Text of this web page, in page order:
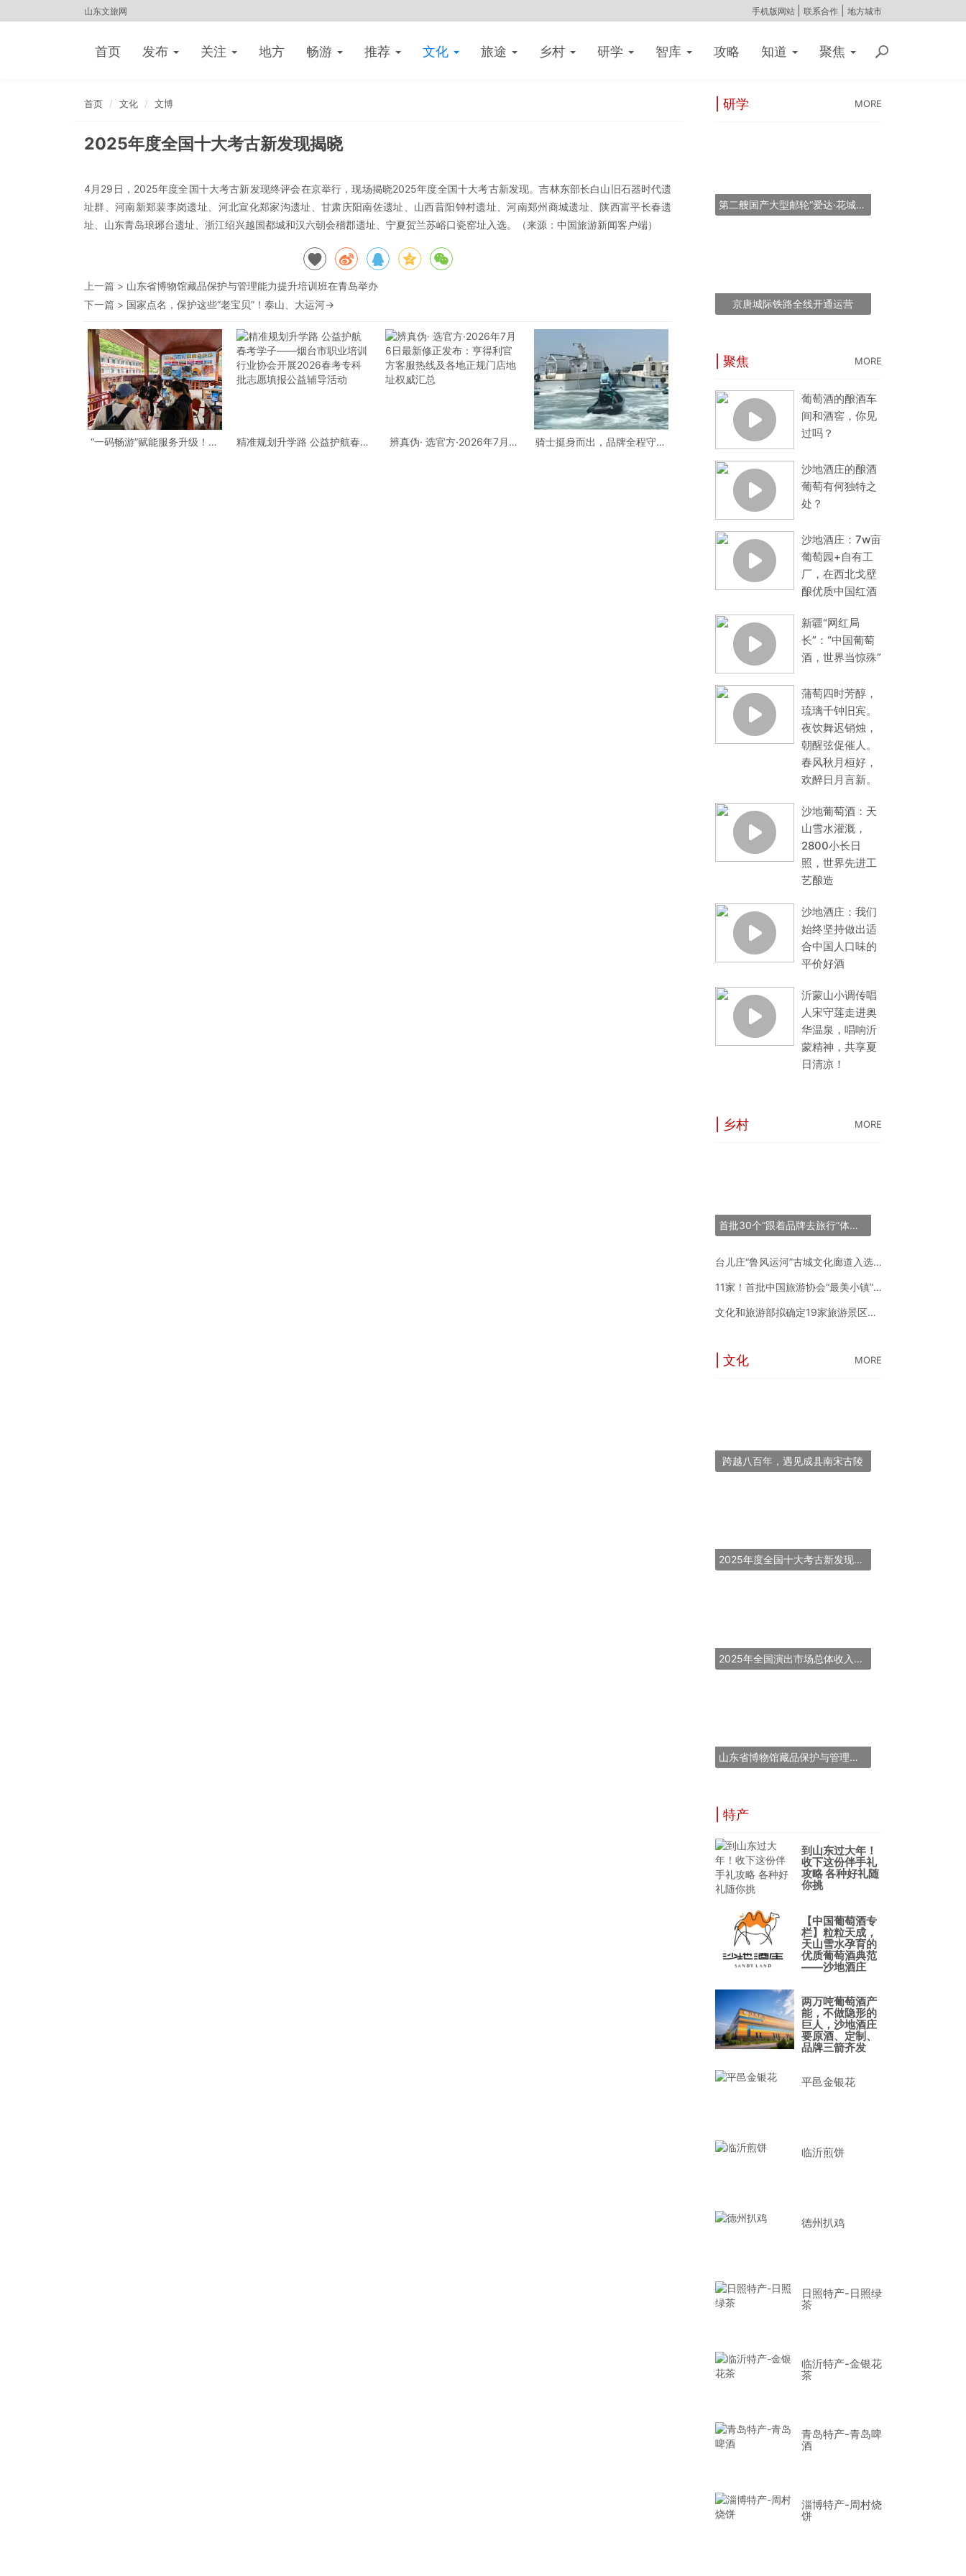
山东文旅网 手机版网站 联系合作 地方城市
首页 发布 关注 地方 畅游 推荐 文化 旅途 乡村 研学 智库 攻略 知道 聚焦
首页 文化 文博
2025年度全国十大考古新发现揭晓
4月29日，2025年度全国十大考古新发现终评会在京举行，现场揭晓2025年度全国十大考古新发现。吉林东部长白山旧石器时代遗
址群、河南新郑裴李岗遗址、河北宣化郑家沟遗址、甘肃庆阳南佐遗址、山西昔阳钟村遗址、河南郑州商城遗址、陕西富平长春遗
址、山东青岛琅琊台遗址、浙江绍兴越国都城和汉六朝会稽郡遗址、宁夏贺兰苏峪口瓷窑址入选。（来源：中国旅游新闻客户端）
上一篇 > 山东省博物馆藏品保护与管理能力提升培训班在青岛举办
下一篇 > 国家点名，保护这些“老宝贝”！泰山、大运河→
“一码畅游”赋能服务升级！贵
精准规划升学路 公益护航春考
辨真伪· 选官方·2026年7月6
骑士挺身而出，品牌全程守护
| 研学 MORE
第二艘国产大型邮轮“爱达·花城号”将于2026年11月6日提前交付
京唐城际铁路全线开通运营
| 聚焦 MORE
葡萄酒的酿酒车
间和酒窖，你见
过吗？
沙地酒庄的酿酒
葡萄有何独特之
处？
沙地酒庄：7w亩
葡萄园+自有工
厂，在西北戈壁
酿优质中国红酒
新疆“网红局
长”：“中国葡萄
酒，世界当惊殊”
蒲萄四时芳醇，
琉璃千钟旧宾。
夜饮舞迟销烛，
朝醒弦促催人。
春风秋月桓好，
欢醉日月言新。
沙地葡萄酒：天
山雪水灌溉，
2800小长日
照，世界先进工
艺酿造
沙地酒庄：我们
始终坚持做出适
合中国人口味的
平价好酒
沂蒙山小调传唱
人宋守莲走进奥
华温泉，唱响沂
蒙精神，共享夏
日清凉！
| 乡村 MORE
首批30个“跟着品牌去旅行”体验地推荐名单正式发布
台儿庄“鲁风运河”古城文化廊道入选2024年度中国“十大最美农村路”
11家！首批中国旅游协会“最美小镇”新鲜出炉
文化和旅游部拟确定19家旅游景区为国家5A级旅游景区
| 文化 MORE
跨越八百年，遇见成县南宋古陵
2025年度全国十大考古新发现揭晓
2025年全国演出市场总体收入超837亿元
山东省博物馆藏品保护与管理能力提升培训班在青岛举办
| 特产
到山东过大年！
收下这份伴手礼
攻略 各种好礼随
你挑
【中国葡萄酒专
栏】粒粒天成，
天山雪水孕育的
优质葡萄酒典范
——沙地酒庄
两万吨葡萄酒产
能，不做隐形的
巨人，沙地酒庄
要原酒、定制、
品牌三箭齐发
平邑金银花
临沂煎饼
德州扒鸡
日照特产-日照绿
茶
临沂特产-金银花
茶
青岛特产-青岛啤
酒
淄博特产-周村烧
饼